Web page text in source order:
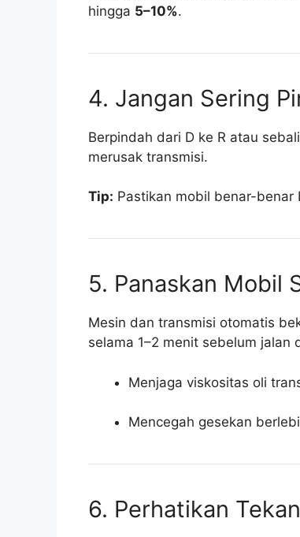
hingga 5–10%.
4. Jangan Sering
Berpindah dari D ke R atau
merusak transmisi.
Tip: Pastikan mobil benar-benar
5. Panaskan Mobil
Mesin dan transmisi otomatis
selama 1–2 menit sebelum jalan
Menjaga viskositas oli
Mencegah gesekan
6. Perhatikan